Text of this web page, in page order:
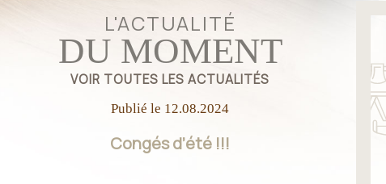
L'ACTUALITÉ
DU MOMENT
VOIR TOUTES LES ACTUALITÉS
Publié le 12.08.2024
Congés d’été !!!